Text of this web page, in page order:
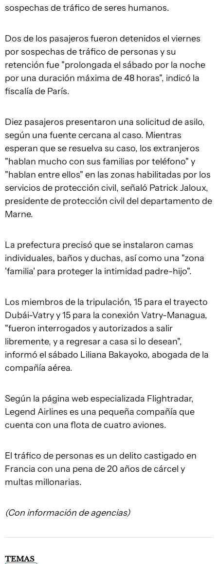
sospechas de tráfico de seres humanos.
Dos de los pasajeros fueron detenidos el viernes
por sospechas de tráfico de personas y su
retención fue "prolongada el sábado por la noche
por una duración máxima de 48 horas", indicó la
fiscalía de París.
Diez pasajeros presentaron una solicitud de asilo,
según una fuente cercana al caso. Mientras
esperan que se resuelva su caso, los extranjeros
"hablan mucho con sus familias por teléfono" y
"hablan entre ellos" en las zonas habilitadas por los
servicios de protección civil, señaló Patrick Jaloux,
presidente de protección civil del departamento de
Marne.
La prefectura precisó que se instalaron camas
individuales, baños y duchas, así como una "zona
'familia' para proteger la intimidad padre-hijo".
Los miembros de la tripulación, 15 para el trayecto
Dubái-Vatry y 15 para la conexión Vatry-Managua,
"fueron interrogados y autorizados a salir
libremente, y a regresar a casa si lo desean",
informó el sábado Liliana Bakayoko, abogada de la
compañía aérea.
Según la página web especializada Flightradar,
Legend Airlines es una pequeña compañía que
cuenta con una flota de cuatro aviones.
El tráfico de personas es un delito castigado en
Francia con una pena de 20 años de cárcel y
multas millonarias.
(Con información de agencias)
TEMAS